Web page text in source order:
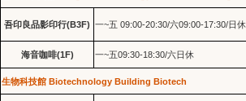
吾印良品影印行(B3F) 一~五 09:00-20:30/六09:00-17:30/日休
海音咖啡(1F) 一~五09:30-18:30/六日休
生物科技館 Biotechnology Building Biotech